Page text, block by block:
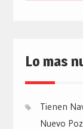
Lo mas
Tienen
Nuevo